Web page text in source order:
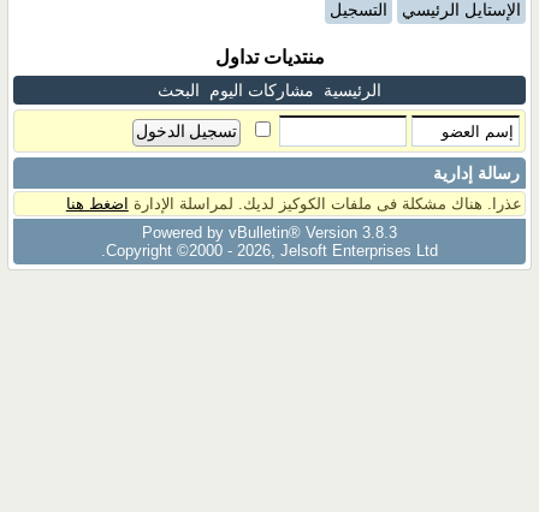
الإستايل الرئيسي التسجيل
منتديات تداول
الرئيسية مشاركات اليوم البحث
رسالة إدارية
عذرا. هناك مشكلة فى ملفات الكوكيز لديك. لمراسلة الإدارة اضغط هنا
Powered by vBulletin® Version 3.8.3
Copyright ©2000 - 2026, Jelsoft Enterprises Ltd.